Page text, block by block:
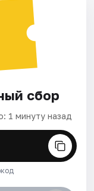
сбор
1 минуту назад